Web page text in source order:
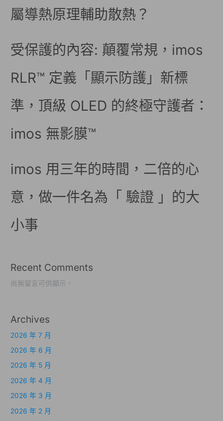
屬導熱原理輔助散熱？
受保護的內容: 顛覆常規，imos
RLR™ 定義「顯示防護」新標
準，頂級 OLED 的終極守護者：
imos 無影膜™
imos 用三年的時間，二倍的心
意，做一件名為「 驗證 」的大
小事
Recent Comments
尚無留言可供顯示。
Archives
2026 年 7 月
2026 年 6 月
2026 年 5 月
2026 年 4 月
2026 年 3 月
2026 年 2 月